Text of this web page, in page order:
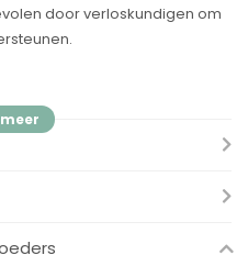
door verloskundigen om
EU